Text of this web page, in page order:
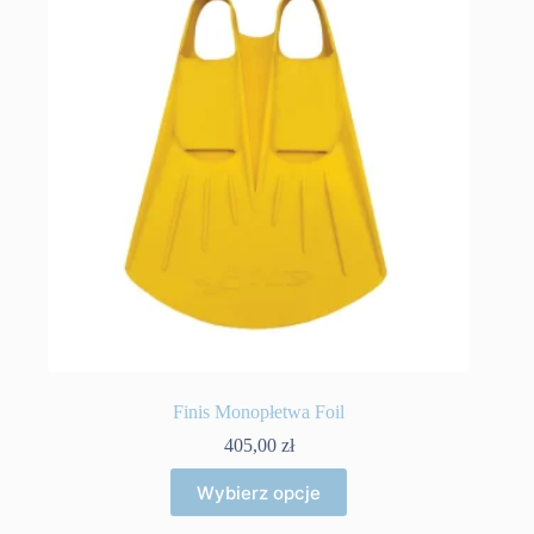
Finis Monopłetwa Foil
405,00 zł
Wybierz opcje
produkt
ma